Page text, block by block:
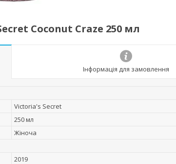
Coconut Craze 250 мл
Інформація для замовлення
Victoria's Secret
250 мл
Жіноча
2019